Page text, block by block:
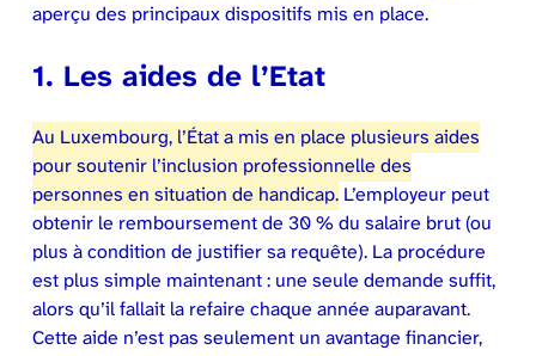
aperçu des principaux dispositifs mis en place.
1. Les aides de l’Etat
Au Luxembourg, l’État a mis en place plusieurs aides
pour soutenir l’inclusion professionnelle des
personnes en situation de handicap.L’employeur peut
obtenir le remboursement de 30 % du salaire brut (ou
plus à condition de justifier sa requête). La procédure
est plus simple maintenant : une seule demande suffit,
alors qu’il fallait la refaire chaque année auparavant.
Cette aide n’est pas seulement un avantage financier,